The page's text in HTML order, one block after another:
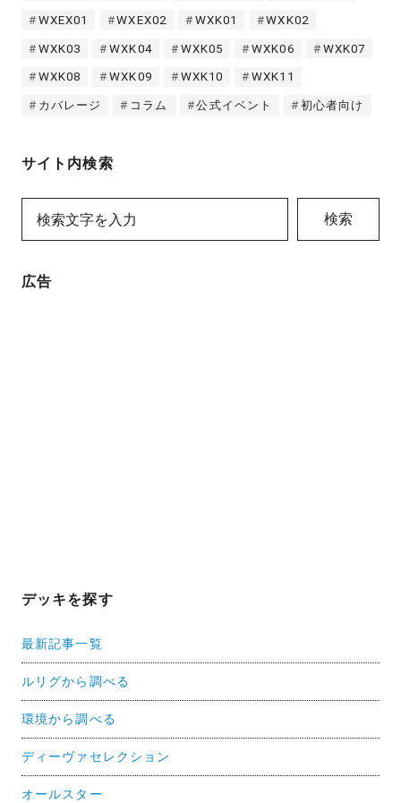
WXEX01 WXEX02 WXK01 WXK02
WXK03 WXK04 WXK05 WXK06 WXK07
WXK08 WXK09 WXK10 WXK11
カバレージ コラム 公式イベント 初心者向け
サイト内検索
検索
広告
デッキを探す
最新記事一覧
ルリグから調べる
環境から調べる
ディーヴァセレクション
オールスター